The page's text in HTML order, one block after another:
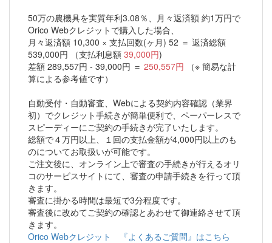
50万の農機具を実質年利3.08％、月々返済額 約1万円で
Orico Webクレジットで購入した場合、
月々返済額 10,300 × 支払回数(ヶ月) 52 ＝ 返済総額
539,000円 （支払利息額 39,000円)
差額 289,557円 - 39,000円 ＝ 250,557円 （※ 簡易な計
算による参考値です）
自動受付・自動審査、Webによる契約内容確認（業界
初）でクレジット手続きが簡単便利で、ペーパーレスで
スピーディーにご契約の手続きが完了いたします。
総額で４万円以上、１回の支払金額が4,000円以上のも
のについてお取扱いが可能です。
ご注文後に、オンライン上で審査の手続きが行えるオリ
コのサービスサイトにて、審査の申請手続きを行って頂
きます。
審査に掛かる時間は最短で3分程度です。
審査後に改めてご契約の確認とあわせて御連絡させて頂
きます。
Orico Webクレジット 『よくあるご質問』はこちら